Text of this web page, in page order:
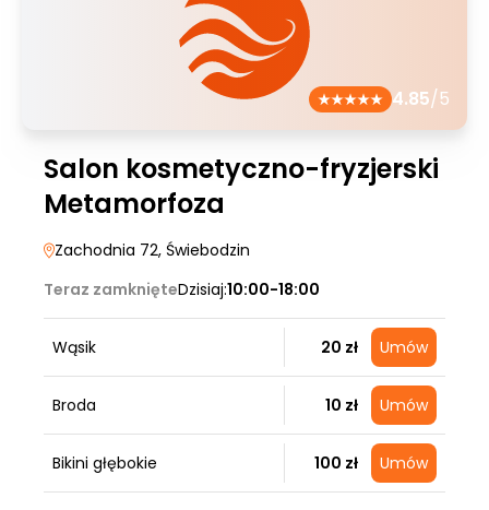
4.85/5
Salon kosmetyczno-fryzjerski
Metamorfoza
Zachodnia 72, Świebodzin
Teraz zamknięteDzisiaj:10:00-18:00
Wąsik 20 zł Umów
Broda 10 zł Umów
Bikini głębokie 100 zł Umów